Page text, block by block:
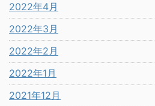
2022年4月
2022年3月
2022年2月
2022年1月
2021年12月